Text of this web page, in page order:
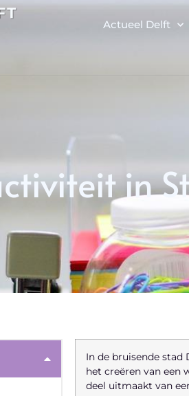
Actueel Delft
in
In de bruisende
het creëren van een
deel uitmaakt van